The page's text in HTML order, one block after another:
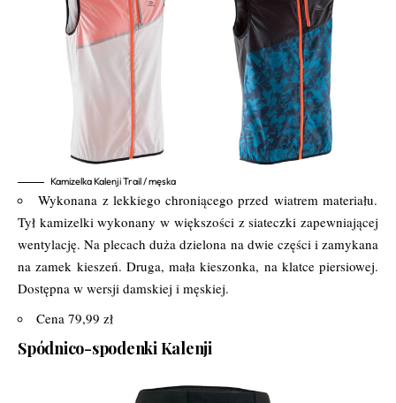
Kamizelka Kalenji Trail / męska
Wykonana z lekkiego chroniącego przed wiatrem materiału.
Tył kamizelki wykonany w większości z siateczki zapewniającej
wentylację. Na plecach duża dzielona na dwie części i zamykana
na zamek kieszeń. Druga, mała kieszonka, na klatce piersiowej.
Dostępna w wersji damskiej i męskiej.
Cena 79,99 zł
Spódnico-spodenki Kalenji